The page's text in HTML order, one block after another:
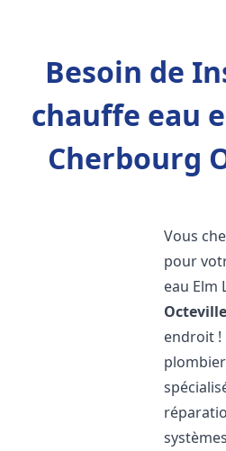
Besoin de
chauffe eau
Cherbourg
Vous
pour
eau Elm
Octeville
endroit !